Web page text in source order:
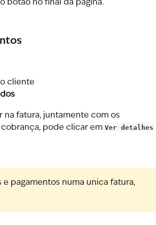
botão no final da pagina.
cliente
na fatura, juntamente com os
pode clicar em Ver detalhes
e pagamentos numa unica fatura,